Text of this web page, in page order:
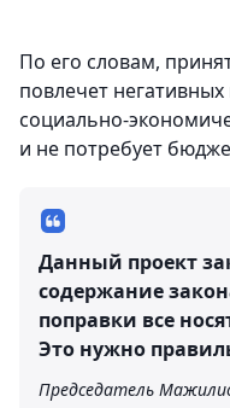
По его словам,
повлечет
социально-
и не потребует
Данный проект
содержание
поправки все
Это нужно
Председатель